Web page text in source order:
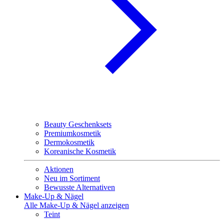
Beauty Geschenksets
Premiumkosmetik
Dermokosmetik
Koreanische Kosmetik
Aktionen
Neu im Sortiment
Bewusste Alternativen
Make-Up & Nägel
Alle Make-Up & Nägel anzeigen
Teint